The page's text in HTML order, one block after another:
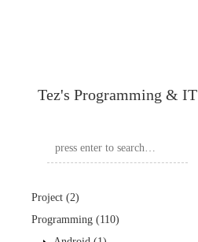
Tez's Programming & IT
Project (2)
Programming (110)